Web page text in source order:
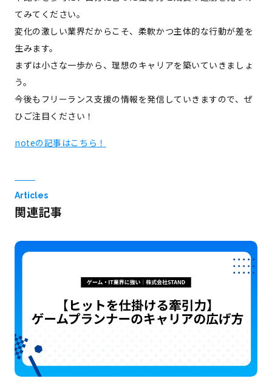
てみてください。
変化の激しい業界だからこそ、柔軟かつ主体的な行動が差を
生みます。
まずは小さな一歩から、理想のキャリアを築いていきましょ
う。
今後もフリーランス支援の情報を発信していきますので、ぜ
ひご注目ください！
noteの記事はこちら！
Articles
関連記事